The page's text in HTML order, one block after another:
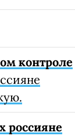
контроле
россияне